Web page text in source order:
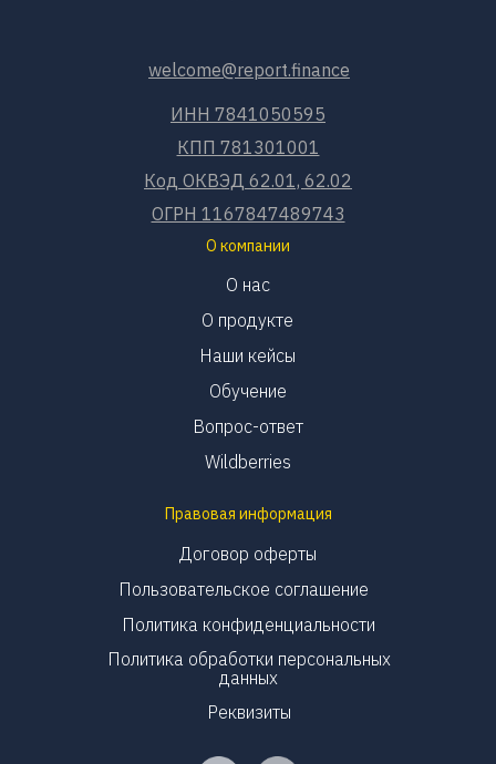
О компании
welcome@report.finance
О нас
О продукте
Наши кейсы
Обучение
Вопрос-ответ
Правовая информация
Договор оферты
Пользовательское соглашение
Политика конфиденциальности
Политика обработки персональных
данных
Wildberries
ИНН 7841050595
Реквизиты
КПП 781301001
Код ОКВЭД 62.01, 62.02
ОГРН 1167847489743